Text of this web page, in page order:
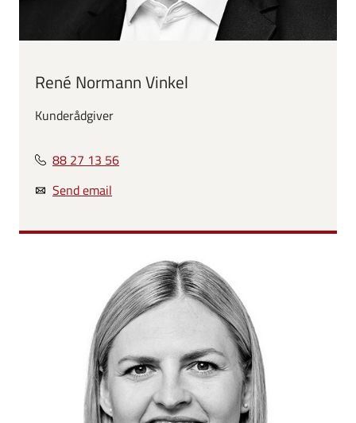
René Normann Vinkel
Kunderådgiver
88 27 13 56
Send email